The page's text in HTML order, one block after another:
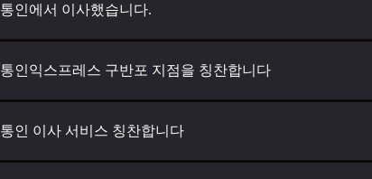
통인에서 이사했습니다.
통인익스프레스 구반포 지점을 칭찬합니다
통인 이사 서비스 칭찬합니다